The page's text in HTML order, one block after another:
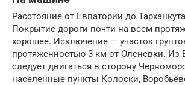
Расстояние от Евпатории до
Покрытие дороги почти на всем
хорошее. Исключение — участок
протяженностью 3 км от Оленевки. Из
следует двигаться в сторону
населенные пункты Колоски,